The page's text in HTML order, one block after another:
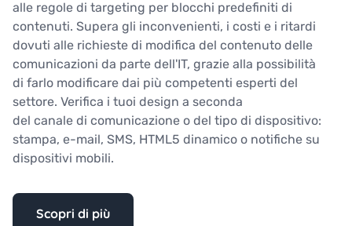
alle regole di targeting per blocchi predefiniti di
contenuti. Supera gli inconvenienti, i costi e i ritardi
dovuti alle richieste di modifica del contenuto delle
comunicazioni da parte dell'IT, grazie alla possibilità
di farlo modificare dai più competenti esperti del
settore. Verifica i tuoi design a seconda
del canale di comunicazione o del tipo di dispositivo:
stampa, e-mail, SMS, HTML5 dinamico o notifiche su
dispositivi mobili.
Scopri di più